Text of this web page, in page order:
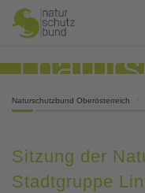
Naturschutzbund Oberösterreich
Sitzung der
Stadtgruppe